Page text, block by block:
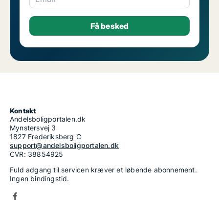
Kontakt
Andelsboligportalen.dk
Mynstersvej 3
1827 Frederiksberg C
support@andelsboligportalen.dk
CVR: 38854925
Fuld adgang til servicen kræver et løbende abonnement.
Ingen bindingstid.